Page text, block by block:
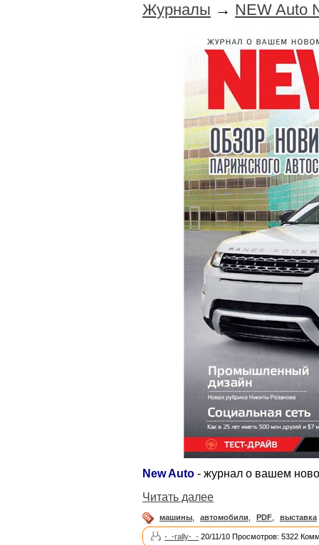
Журналы → NEW Auto
New Auto - журнал о вашем
Читать далее
машины автомобили PDF выставка
-_-rally-_- 20/11/10 Просмотров: 5322